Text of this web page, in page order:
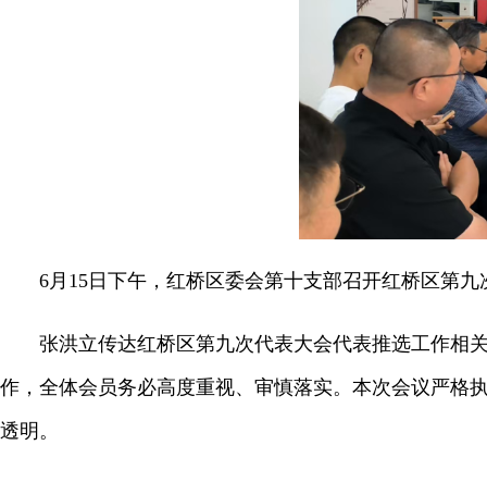
6月15日下午，红桥区委会第十支部召开红桥区第九
张洪立传达红桥区第九次代表大会代表推选工作相关
作，全体会员务必高度重视、审慎落实。本次会议严格
透明。